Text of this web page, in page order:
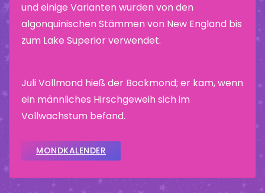
und einige Varianten wurden von den
algonquinischen Stämmen von New England bis
zum Lake Superior verwendet.
Juli Vollmond hieß der Bockmond; er kam, wenn
ein männliches Hirschgeweih sich im
Vollwachstum befand.
MONDKALENDER